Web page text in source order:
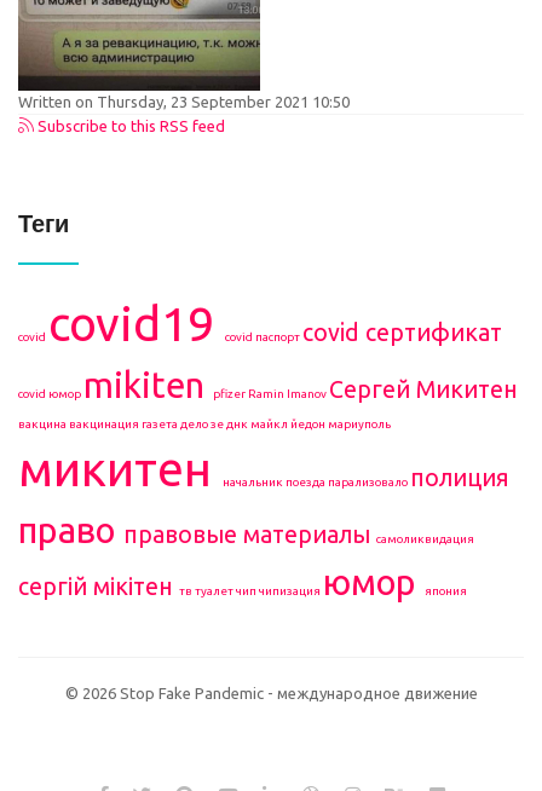
Written on Thursday, 23 September 2021 10:50
Subscribe to this RSS feed
Теги
covid covid19 covid паспорт covid сертификат
covid юмор mikiten pfizer Ramin Imanov Сергей Микитен
вакцина вакцинация газета дело зе днк майкл йедон мариуполь
микитен начальник поезда парализовало полиция
право правовые материалы самоликвидация
сергій мікітен тв туалетчип чипизация юмор япония
© 2026 Stop Fake Pandemic - международное движение